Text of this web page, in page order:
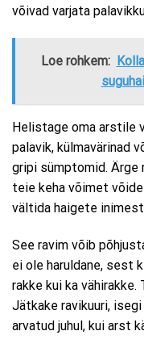
võivad varjata
Loe rohkem:
Helistage oma arstile
palavik, külmavärinad
gripi sümptomid. Ärge
teie keha võimet
vältida haigete
See ravim võib
ei ole haruldane, sest
rakke kui ka
Jätkake ravikuuri,
arvatud juhul, kui arst